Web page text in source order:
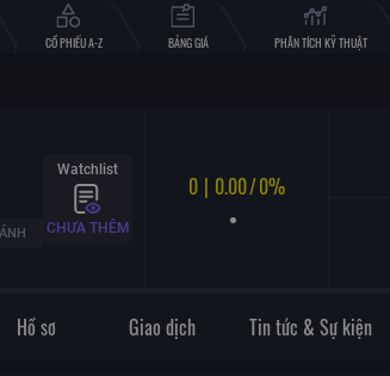
CỔ PHIẾU A-Z BẢNG GIÁ PHÂN TÍCH KỸ THUẬT
Watchlist
CHƯA THÊM
0 | 0.00/0%
Hồ sơ Giao dịch Tin tức & Sự kiện